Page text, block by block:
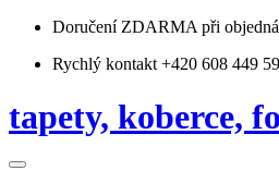
Doručení ZDARMA při
Rychlý kontakt +420 608 449
tapety, koberce,